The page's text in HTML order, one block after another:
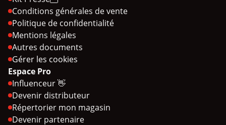
Conditions générales de vente
Politique de confidentialité
Mentions légales
Autres documents
Gérer les cookies
Espace Pro
Influenceur 👋
Devenir distributeur
Répertorier mon magasin
Devenir partenaire